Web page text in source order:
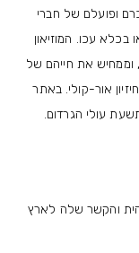
ופועלם של חברי
עכו. המוזיאון
וממחיש את חייהם של
אור-קולי. באתר
עולי הגרדום.
והקשר שלה לארץ